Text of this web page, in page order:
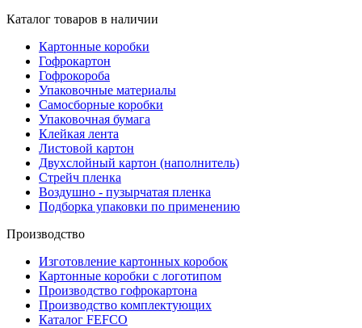
Каталог товаров в наличии
Картонные коробки
Гофрокартон
Гофрокороба
Упаковочные материалы
Самосборные коробки
Упаковочная бумага
Клейкая лента
Листовой картон
Двухслойный картон (наполнитель)
Стрейч пленка
Воздушно - пузырчатая пленка
Подборка упаковки по применению
Производство
Изготовление картонных коробок
Картонные коробки с логотипом
Производство гофрокартона
Производство комплектующих
Каталог FEFCO